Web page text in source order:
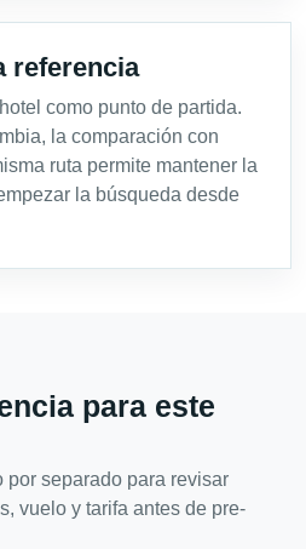
referencia
como punto de partida.
la comparación con
ruta permite mantener la
la búsqueda desde
para este
por separado para revisar
vuelo y tarifa antes de pre-